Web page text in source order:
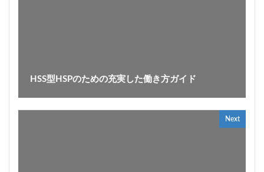
HSS型HSPのための充実した働き方ガイド
Next